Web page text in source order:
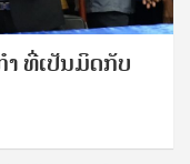
ທີ່ເປັນມິດກັບ